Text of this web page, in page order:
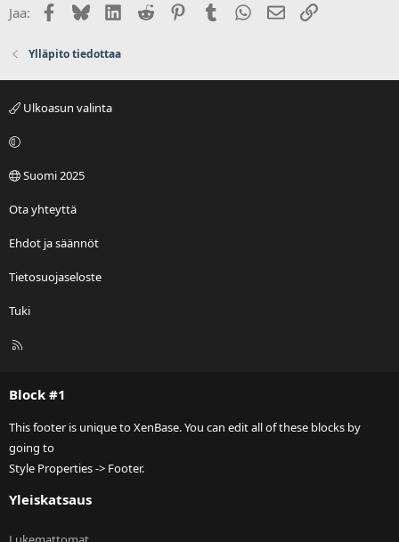
Jaa: Facebook
BlueskyLinkedIn
Reddit PinterestTumblr WhatsApp
Sähköposti
Linkki
Ylläpito tiedottaa
Ulkoasun valinta
Suomi 2025
Ota yhteyttä
Ehdot ja säännöt
Tietosuojaseloste
Tuki
R
Block #1
This footer is unique to XenBase. You can edit all of these blocks by
going to
Style Properties -> Footer.
Yleiskatsaus